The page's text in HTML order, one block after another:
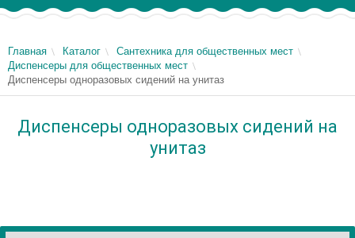
Главная Каталог
Сантехника для общественных мест
Диспенсеры для общественных мест
Диспенсеры одноразовых сидений на унитаз
Диспенсеры одноразовых сидений на
унитаз